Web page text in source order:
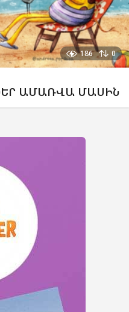
186 0
ԱՄԱՌՎԱ ՄԱՍԻՆ